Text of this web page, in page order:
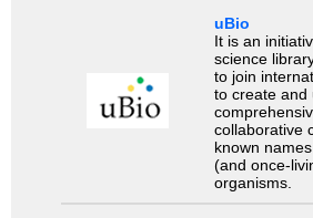
uBio
It is an
science
to join
to create and
collaborative
known
(and once-
organisms.